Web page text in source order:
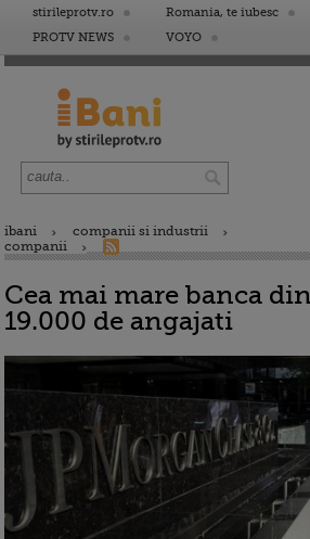
stirileprotv.ro Romania, te iubesc
PROTV NEWS
VOYO
ibani
companii si industrii
companii
Cea mai mare banca
19.000 de angajati